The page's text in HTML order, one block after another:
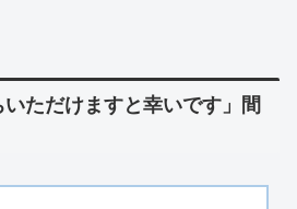
いただけますと幸いです」間